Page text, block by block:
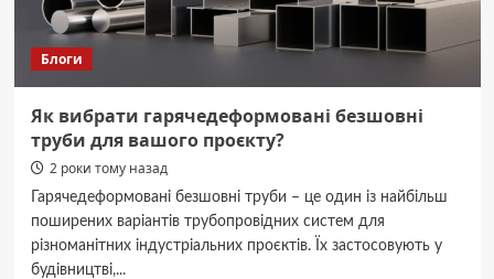
Блоги
Як вибрати гарячедеформовані безшовні
труби для вашого проєкту?
2 роки тому назад
Гарячедеформовані безшовні труби – це один із найбільш
поширених варіантів трубопровідних систем для
різноманітних індустріальних проєктів. Їх застосовують у
будівництві,...